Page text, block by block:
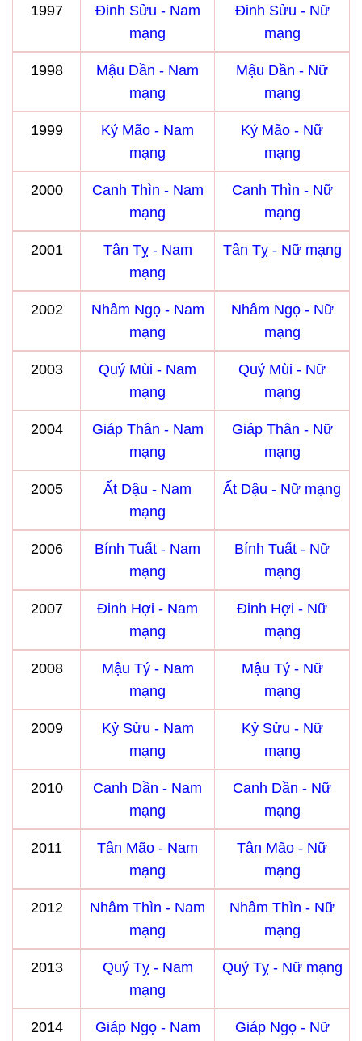
1997
Đinh Sửu - Nam
mạng
Đinh Sửu - Nữ
mạng
1998
Mậu Dần - Nam
mạng
Mậu Dần - Nữ
mạng
1999
Kỷ Mão - Nam
mạng
Kỷ Mão - Nữ
mạng
2000
Canh Thìn - Nam
mạng
Canh Thìn - Nữ
mạng
2001
Tân Tỵ - Nam
mạng
Tân Tỵ - Nữ mạng
2002
Nhâm Ngọ - Nam
mạng
Nhâm Ngọ - Nữ
mạng
2003
Quý Mùi - Nam
mạng
Quý Mùi - Nữ
mạng
2004
Giáp Thân - Nam
mạng
Giáp Thân - Nữ
mạng
2005
Ất Dậu - Nam
mạng
Ất Dậu - Nữ mạng
2006
Bính Tuất - Nam
mạng
Bính Tuất - Nữ
mạng
2007
Đinh Hợi - Nam
mạng
Đinh Hợi - Nữ
mạng
2008
Mậu Tý - Nam
mạng
Mậu Tý - Nữ
mạng
2009
Kỷ Sửu - Nam
mạng
Kỷ Sửu - Nữ
mạng
2010
Canh Dần - Nam
mạng
Canh Dần - Nữ
mạng
2011
Tân Mão - Nam
mạng
Tân Mão - Nữ
mạng
2012
Nhâm Thìn - Nam
mạng
Nhâm Thìn - Nữ
mạng
2013
Quý Tỵ - Nam
mạng
Quý Tỵ - Nữ mạng
2014
Giáp Ngọ - Nam
Giáp Ngọ - Nữ